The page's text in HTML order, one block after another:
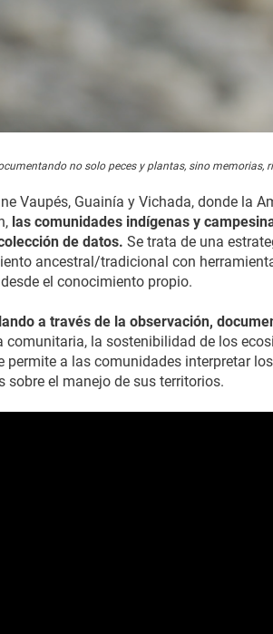
no solo peces y plantas, sino memorias,
Vaupés, Guainía y Vichada, donde la
las comunidades indígenas y
de datos. Se trata de una
ancestral/tradicional con
el conocimiento propio.
a través de la observación,
la sostenibilidad de los
a las comunidades interpretar
el manejo de sus territorios.